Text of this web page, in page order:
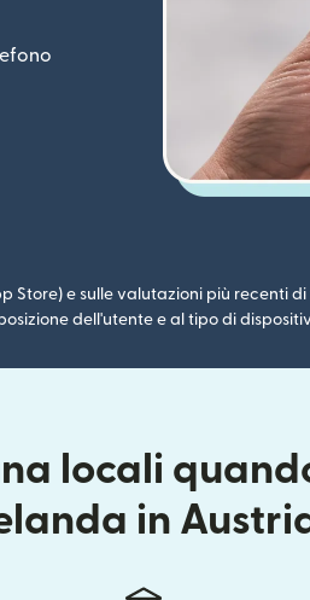
e sulle valutazioni più recenti
dell'utente e al tipo di
locali
in